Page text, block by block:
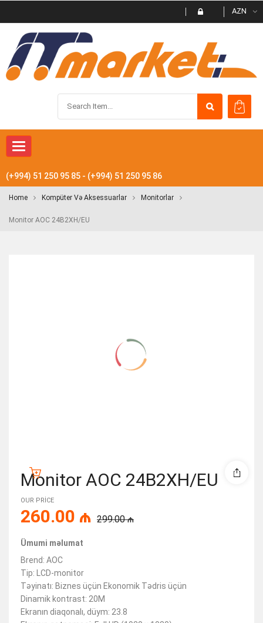
AZN
Toggle navigation
(+994) 51 250 95 85 - (+994) 51 250 95 86
Home Kompüter Və Aksessuarlar Monitorlar
Monitor AOC 24B2XH/EU
Monitor AOC 24B2XH/EU
OUR PRICE
299.00₼
260.00 ₼
Ümumi məlumat
Brend: AOC
Tip: LCD-monitor
Təyinatı: Biznes üçün Ekonomik Tədris üçün
Dinamik kontrast: 20М
Ekranın diaqonalı, düym: 23.8